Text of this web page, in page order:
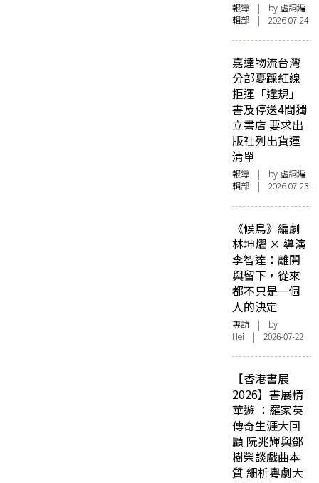
報導 | by 虛詞編
輯部 | 2026-07-24
嘉達物流台灣
分部憂踩紅線
拒運「違規」
書及停送4間獨
立書店 要求出
版社列出貨運
清單
報導 | by 虛詞編
輯部 | 2026-07-23
《候鳥》編劇
林坤燿 × 導演
李智達：離開
與留下，從來
都不只是一個
人的決定
專訪 | by
Hei | 2026-07-22
【香港書展
2026】書展精
華遊 ：羅家英
傳奇生涯大回
顧 阮兆輝與鄧
樹榮談戲曲本
質 細析粵劇大